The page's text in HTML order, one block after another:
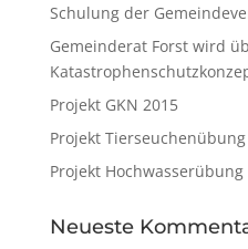
Schulung der
Gemeinderat Forst wird
Projekt GKN 2015
Projekt Tierseuchenübung
Projekt Hochwasserübung
Neueste